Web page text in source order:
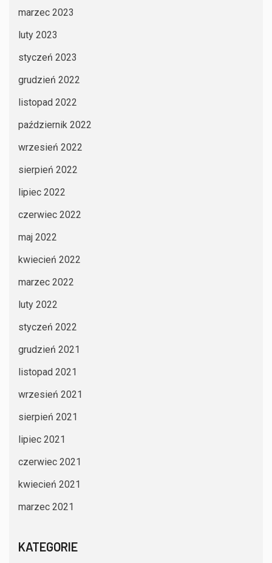
marzec 2023
luty 2023
styczeń 2023
grudzień 2022
listopad 2022
październik 2022
wrzesień 2022
sierpień 2022
lipiec 2022
czerwiec 2022
maj 2022
kwiecień 2022
marzec 2022
luty 2022
styczeń 2022
grudzień 2021
listopad 2021
wrzesień 2021
sierpień 2021
lipiec 2021
czerwiec 2021
kwiecień 2021
marzec 2021
KATEGORIE